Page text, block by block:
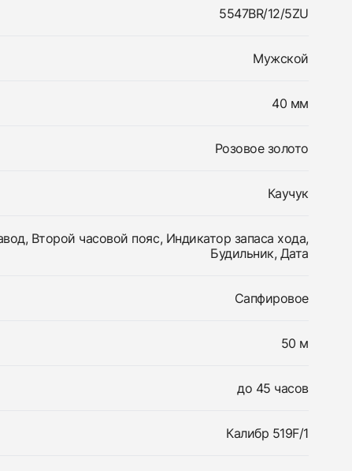
5547BR/12/5ZU
Мужской
40 мм
Розовое золото
Каучук
Второй часовой пояс, Индикатор запаса хода,
Будильник, Дата
Сапфировое
50 м
до 45 часов
Калибр 519F/1